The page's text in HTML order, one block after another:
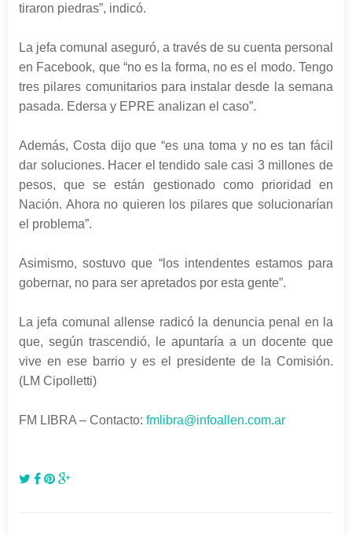
tiraron piedras”, indicó.
La jefa comunal aseguró, a través de su cuenta personal
en Facebook, que “no es la forma, no es el modo. Tengo
tres pilares comunitarios para instalar desde la semana
pasada. Edersa y EPRE analizan el caso”.
Además, Costa dijo que “es una toma y no es tan fácil
dar soluciones. Hacer el tendido sale casi 3 millones de
pesos, que se están gestionado como prioridad en
Nación. Ahora no quieren los pilares que solucionarían
el problema”.
Asimismo, sostuvo que “los intendentes estamos para
gobernar, no para ser apretados por esta gente”.
La jefa comunal allense radicó la denuncia penal en la
que, según trascendió, le apuntaría a un docente que
vive en ese barrio y es el presidente de la Comisión.
(LM Cipolletti)
FM LIBRA – Contacto: fmlibra@infoallen.com.ar